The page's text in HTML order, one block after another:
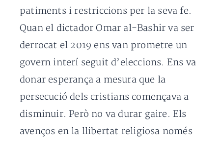
patiments i restriccions per la seva fe.
Quan el dictador Omar al-Bashir va ser
derrocat el 2019 ens van prometre un
govern interí seguit d’eleccions. Ens va
donar esperança a mesura que la
persecució dels cristians començava a
disminuir. Però no va durar gaire. Els
avenços en la llibertat religiosa només